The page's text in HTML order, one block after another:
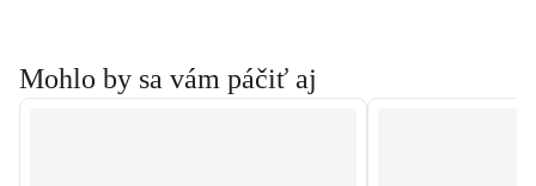
Mohlo by sa vám páčiť aj